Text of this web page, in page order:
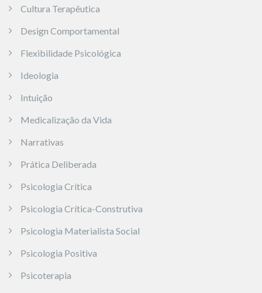
Cultura Terapêutica
Design Comportamental
Flexibilidade Psicológica
Ideologia
Intuição
Medicalização da Vida
Narrativas
Prática Deliberada
Psicologia Crítica
Psicologia Crítica-Construtiva
Psicologia Materialista Social
Psicologia Positiva
Psicoterapia